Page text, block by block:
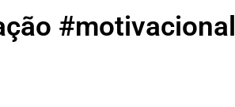
#motivacional